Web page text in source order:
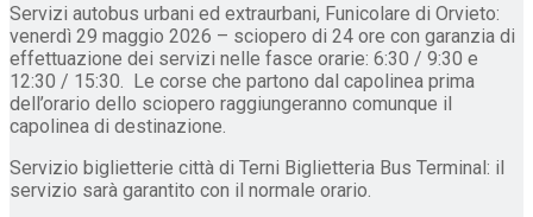
Servizi autobus urbani ed extraurbani, Funicolare di Orvieto:
venerdì 29 maggio 2026 – sciopero di 24 ore con garanzia di
effettuazione dei servizi nelle fasce orarie: 6:30 / 9:30 e
12:30 / 15:30. Le corse che partono dal capolinea prima
dell’orario dello sciopero raggiungeranno comunque il
capolinea di destinazione.
Servizio biglietterie città di Terni Biglietteria Bus Terminal: il
servizio sarà garantito con il normale orario.